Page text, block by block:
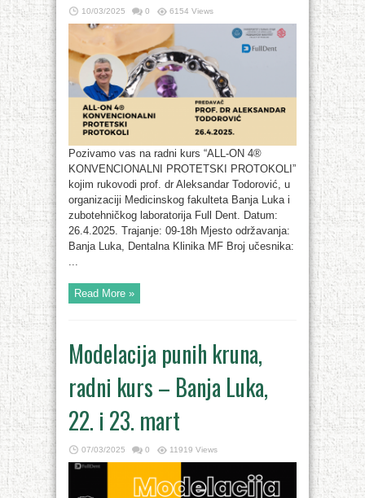
10/03/2025 0 6154 Views
Pozivamo vas na radni kurs “ALL-ON 4®
KONVENCIONALNI PROTETSKI PROTOKOLI”
kojim rukovodi prof. dr Aleksandar Todorović, u
organizaciji Medicinskog fakulteta Banja Luka i
zubotehničkog laboratorija Full Dent. Datum:
26.4.2025. Trajanje: 09-18h Mjesto održavanja:
Banja Luka, Dentalna Klinika MF Broj učesnika:
Read More »
Modelacija punih kruna,
radni kurs – Banja Luka,
22. i 23. mart
07/03/2025 0 11919 Views